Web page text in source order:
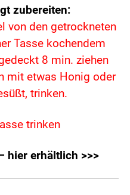
zubereiten:
von den getrockneten
Tasse kochendem
8 min. ziehen
mit etwas Honig oder
trinken.
trinken
hier erhältlich >>>